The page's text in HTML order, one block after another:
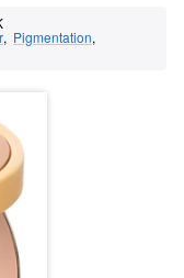
, Pigmentation,